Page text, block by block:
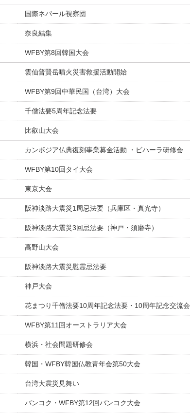
国際ネパール視察団
奈良結集
WFBY第8回韓国大会
雲仙普賢岳噴火災害救援活動開始
WFBY第9回中華民国（台湾）大会
千僧法要5周年記念法要
比叡山大会
カンボジア仏典復刻事業募金活動 ・ビハーラ研修会
WFBY第10回タイ大会
東京大会
阪神淡路大震災1周忌法要（兵庫区・真光寺）
阪神淡路大震災3回忌法要（神戸・須磨寺）
高野山大会
阪神淡路大震災慰霊忌法要
神戸大会
花まつり千僧法要10周年記念法要・10周年記念交流会
WFBY第11回オーストラリア大会
横浜・社会問題研修会
韓国・WFBY韓国仏教青年会第50大会
台湾大震災見舞い
バンコク・WFBY第12回バンコク大会